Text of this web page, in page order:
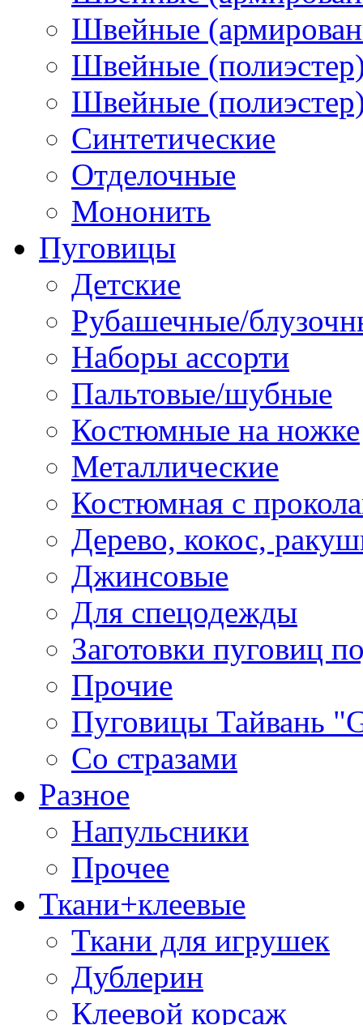
Швейные
Швейные
Швейные
Синтетические
Отделочные
Мононить
Пуговицы
Детские
Рубашечные/
Наборы ассорти
Пальтовые/шубные
Костюмные на ножке
Металлические
Костюмная с
Дерево, кокос,
Джинсовые
Для спецодежды
Заготовки пуговиц
Прочие
Пуговицы Тайвань
Со стразами
Разное
Напульсники
Прочее
Ткани+клеевые
Ткани для игрушек
Дублерин
Клеевой корсаж